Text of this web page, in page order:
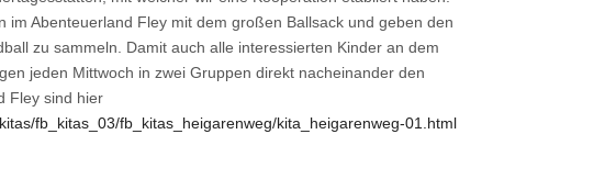
Abenteuerland Fley mit dem großen Ballsack und geben den
zu sammeln. Damit auch alle interessierten Kinder an dem
jeden Mittwoch in zwei Gruppen direkt nacheinander den
Fley sind hier
fb_kitas_03/fb_kitas_heigarenweg/kita_heigarenweg-01.html